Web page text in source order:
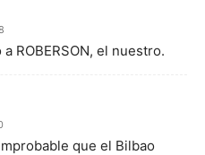
ROBERSON, el nuestro.
que el Bilbao